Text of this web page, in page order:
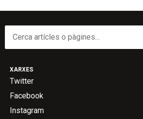
XARXES
Twitter
Facebook
Instagram